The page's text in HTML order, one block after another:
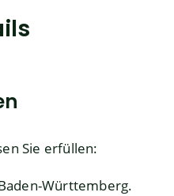
Sie erfüllen:
Württemberg.